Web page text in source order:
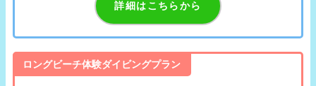
詳細はこちらから
ロングビーチ体験ダイビングプラン